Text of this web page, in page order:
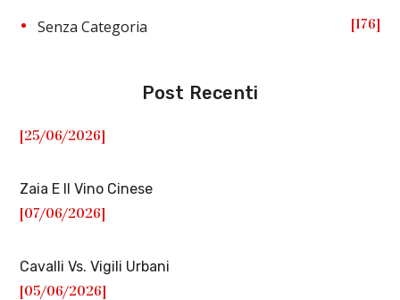
Senza Categoria 176
Post Recenti
[25/06/2026]
Zaia E Il Vino Cinese
[07/06/2026]
Cavalli Vs. Vigili Urbani
[05/06/2026]